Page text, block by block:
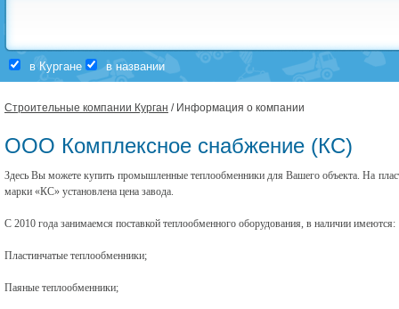
в Кургане в названии
Строительные компании Курган / Информация о компании
ООО Комплексное снабжение (КС)
Здесь Вы можете купить промышленные теплообменники для Вашего объекта. На
марки «КС» установлена цена завода.
С 2010 года занимаемся поставкой теплообменного оборудования, в наличии имеются:
Пластинчатые теплообменники;
Паяные теплообменники;